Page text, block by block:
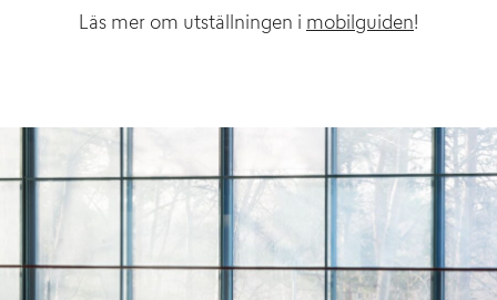
Läs mer om utställningen i mobilguiden!